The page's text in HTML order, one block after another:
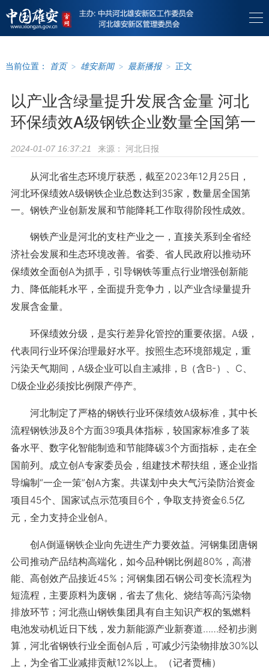
当前位置： 首页 > 雄安新闻 > 最新播报 > 正文
以产业含绿量提升发展含金量 河北
环保绩效A级钢铁企业数量全国第一
2024-01-07 16:37:21 来源： 河北日报
从河北省生态环境厅获悉，截至2023年12月25日，
河北环保绩效A级钢铁企业总数达到35家，数量居全国第
一。钢铁产业创新发展和节能降耗工作取得阶段性成效。
钢铁产业是河北的支柱产业之一，直接关系到全省经
济社会发展和生态环境改善。省委、省人民政府以推动环
保绩效全面创A为抓手，引导钢铁等重点行业增强创新能
力、降低能耗水平，全面提升竞争力，以产业含绿量提升
发展含金量。
环保绩效分级，是实行差异化管控的重要依据。A级，
代表同行业环保治理最好水平。按照生态环境部规定，重
污染天气期间，A级企业可以自主减排，B（含B-）、C、
D级企业必须按比例限产停产。
河北制定了严格的钢铁行业环保绩效A级标准，其中长
流程钢铁涉及8个方面39项具体指标，较国家标准多了装
备水平、数字化智能制造和节能降碳3个方面指标，走在全
国前列。成立创A专家委员会，组建技术帮扶组，逐企业指
导编制“一企一策”创A方案。共谋划中央大气污染防治资金
项目45个、国家试点示范项目6个，争取支持资金6.5亿
元，全力支持企业创A。
创A倒逼钢铁企业向先进生产力要效益。河钢集团唐钢
公司推动产品结构高端化，如今品种钢比例超80%，高潜
能、高创效产品接近45%；河钢集团石钢公司变长流程为
短流程，主要原料为废钢，省去了焦化、烧结等高污染物
排放环节；河北燕山钢铁集团具有自主知识产权的氢燃料
电池发动机近日下线，发力新能源产业新赛道……经初步测
算，河北省钢铁行业全面创A后，可减少污染物排放30%以
上，为全省工业减排贡献12%以上。（记者贾楠）